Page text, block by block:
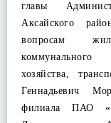
главы
Аксайского
вопросам
коммунального
хозяйства,
Геннадьевич
филиала ПАО